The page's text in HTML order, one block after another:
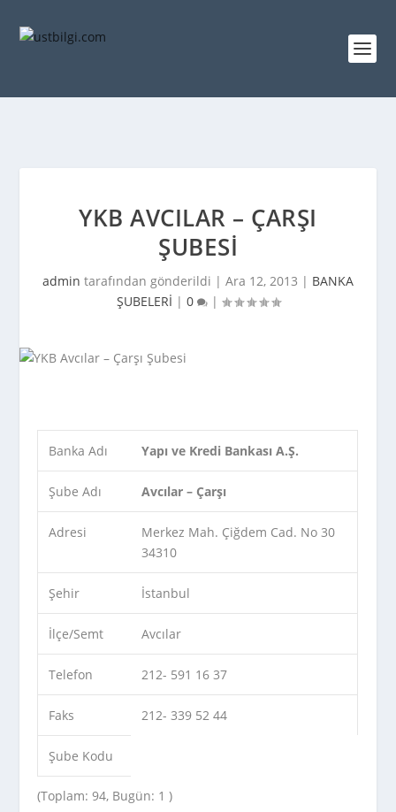
YKB AVCILAR – ÇARŞI
ŞUBESI
admin tarafından gönderildi | Ara 12, 2013 | BANKA
ŞUBELERİ | 0 |
Banka Adı Yapı ve Kredi Bankası A.Ş.
Şube Adı Avcılar – Çarşı
Adresi
Merkez Mah. Çiğdem Cad. No 30
34310
Şehir İstanbul
İlçe/Semt Avcılar
Telefon 212- 591 16 37
Faks 212- 339 52 44
Şube Kodu
(Toplam: 94, Bugün: 1 )